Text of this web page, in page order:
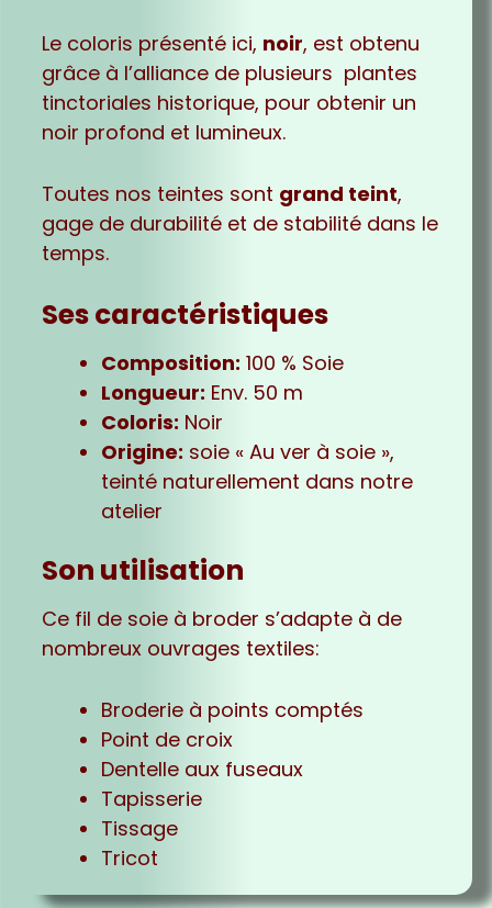
Le coloris présenté ici, noir, est obtenu
grâce à l’alliance de plusieurs plantes
tinctoriales historique, pour obtenir un
noir profond et lumineux.
Toutes nos teintes sont grand teint,
gage de durabilité et de stabilité dans le
temps.
Ses caractéristiques
Composition: 100 % Soie
Longueur: Env. 50 m
Coloris: Noir
Origine: soie « Au ver à soie »,
teinté naturellement dans notre
atelier
Son utilisation
Ce fil de soie à broder s’adapte à de
nombreux ouvrages textiles:
Broderie à points comptés
Point de croix
Dentelle aux fuseaux
Tapisserie
Tissage
Tricot